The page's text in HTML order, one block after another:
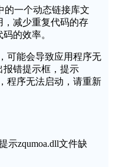
的一个动态链接库文
减少重复代码的存
的效率。
可能会导致应用程序无
报错提示框，提示
程序无法启动，请重新
示zqumoa.dll文件缺